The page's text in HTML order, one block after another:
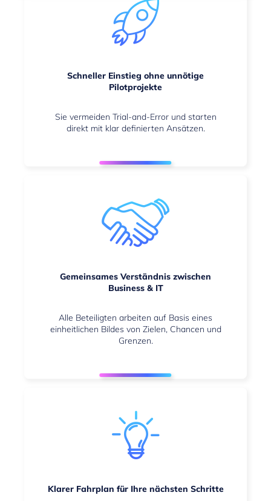
Schneller Einstieg ohne unnötige
Pilotprojekte
Sie vermeiden Trial-and-Error und starten
direkt mit klar definierten Ansätzen.
Gemeinsames Verständnis zwischen
Business & IT
Alle Beteiligten arbeiten auf Basis eines
einheitlichen Bildes von Zielen, Chancen und
Grenzen.
Klarer Fahrplan für Ihre nächsten Schritte